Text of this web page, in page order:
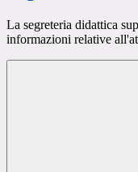
La segreteria didattica
informazioni relative